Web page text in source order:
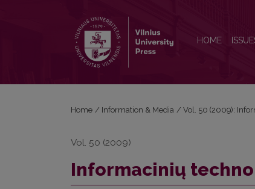
HOME
Home / Information & Media / Vol. 50 (2009):
Vol. 50 (2009)
Informacinių